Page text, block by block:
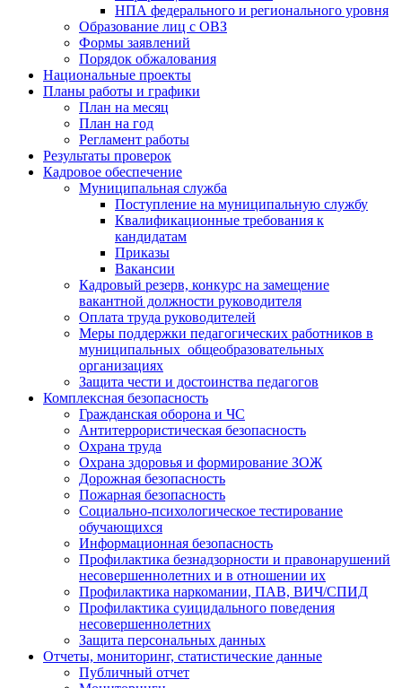
НПА федерального и регионального уровня
Образование лиц с ОВЗ
Формы заявлений
Порядок обжалования
Национальные проекты
Планы работы и графики
План на месяц
План на год
Регламент работы
Результаты проверок
Кадровое обеспечение
Муниципальная служба
Поступление на муниципальную службу
Квалификационные требования к
кандидатам
Приказы
Вакансии
Кадровый резерв, конкурс на замещение
вакантной должности руководителя
Оплата труда руководителей
Меры поддержки педагогических работников в
муниципальных общеобразовательных
организациях
Защита чести и достоинства педагогов
Комплексная безопасность
Гражданская оборона и ЧС
Антитеррористическая безопасность
Охрана труда
Охрана здоровья и формирование ЗОЖ
Дорожная безопасность
Пожарная безопасность
Социально-психологическое тестирование
обучающихся
Информационная безопасность
Профилактика безнадзорности и правонарушений
несовершеннолетних и в отношении их
Профилактика наркомании, ПАВ, ВИЧ/СПИД
Профилактика суицидального поведения
несовершеннолетних
Защита персональных данных
Отчеты, мониторинг, статистические данные
Публичный отчет